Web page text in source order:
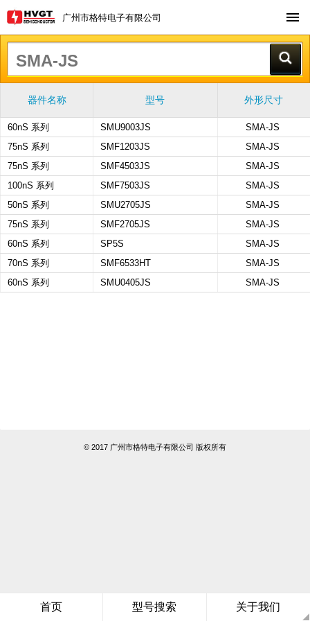
广州市格特电子有限公司
首页 型号搜索 关于我们
器件名称 型号 外形尺寸
60nS 系列 SMU9003JS
SMA-JS
75nS 系列
SMF1203JS
SMA-JS
75nS 系列
SMF4503JS
SMA-JS
100nS 系列
SMF7503JS
SMA-JS
50nS 系列
SMU2705JS
SMA-JS
75nS 系列
SMF2705JS
SMA-JS
60nS 系列
SP5S
SMA-JS
70nS 系列
SMF6533HT
SMA-JS
60nS 系列
SMU0405JS SMA-JS
© 2017 广州市格特电子有限公司 版权所有